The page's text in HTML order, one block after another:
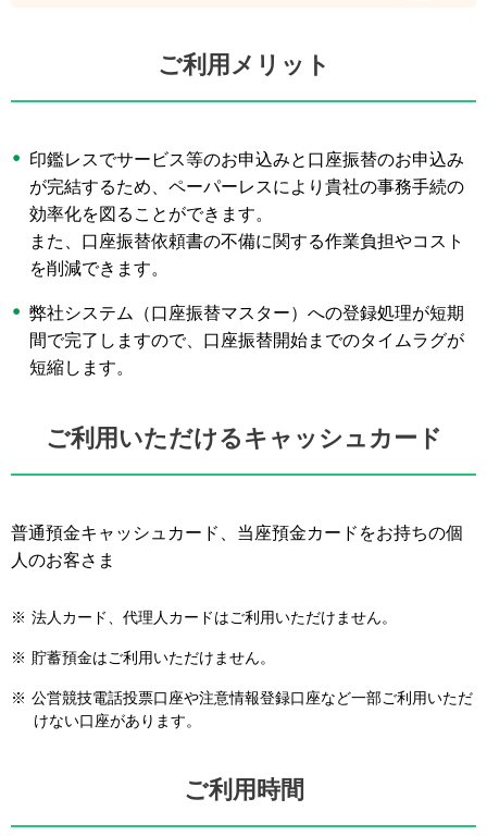
ご利用メリット
印鑑レスでサービス等のお申込みと口座振替のお申込み
が完結するため、ペーパーレスにより貴社の事務手続の
効率化を図ることができます。
また、口座振替依頼書の不備に関する作業負担やコスト
を削減できます。
弊社システム（口座振替マスター）への登録処理が短期
間で完了しますので、口座振替開始までのタイムラグが
短縮します。
ご利用いただけるキャッシュカード
普通預金キャッシュカード、当座預金カードをお持ちの個
人のお客さま
※ 法人カード、代理人カードはご利用いただけません。
※ 貯蓄預金はご利用いただけません。
※ 公営競技電話投票口座や注意情報登録口座など一部ご利用いただ
けない口座があります。
ご利用時間